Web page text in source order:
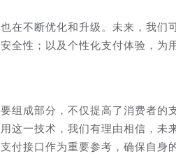
在不断优化和升级。未来，我们
全性；以及个性化支付体验，为
组成部分，不仅提高了消费者的
这一技术，我们有理由相信，未
付接口作为重要参考，确保自身